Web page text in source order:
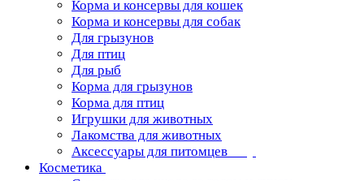
Корма и консервы для кошек
Корма и консервы для собак
Для грызунов
Для птиц
Для рыб
Корма для грызунов
Корма для птиц
Игрушки для животных
Лакомства для животных
Аксессуары для питомцев
Косметика